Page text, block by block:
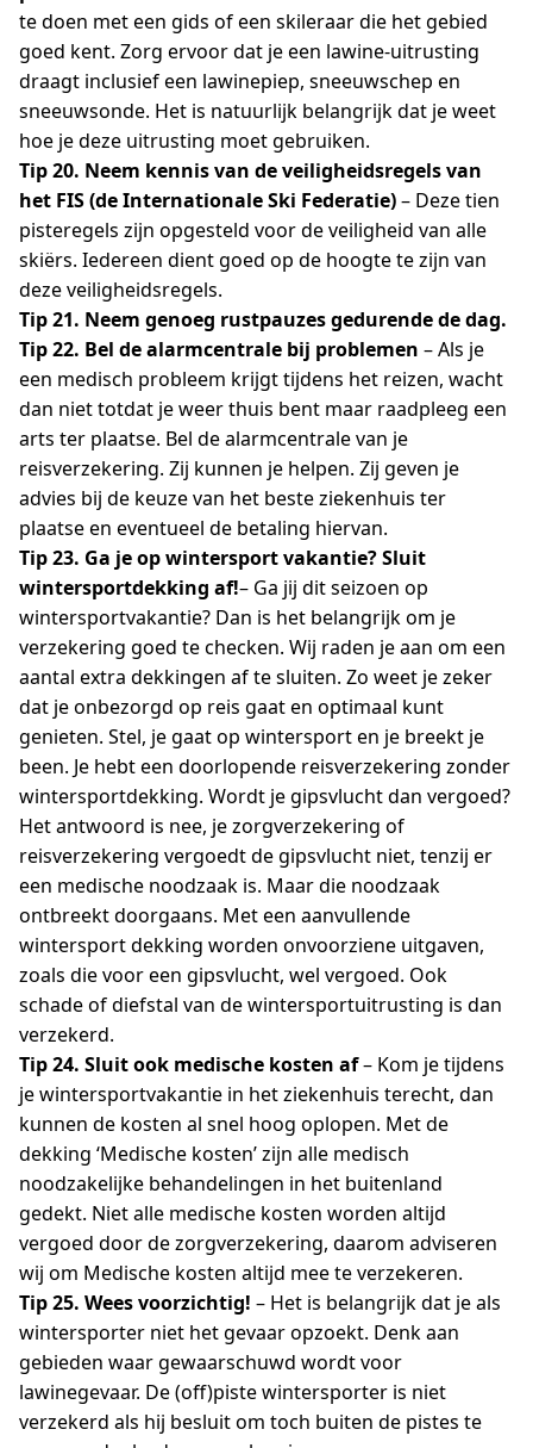
te doen met een gids of een skileraar die het gebied
goed kent. Zorg ervoor dat je een lawine-uitrusting
draagt inclusief een lawinepiep, sneeuwschep en
sneeuwsonde. Het is natuurlijk belangrijk dat je weet
hoe je deze uitrusting moet gebruiken.
Tip 20. Neem kennis van de veiligheidsregels van
het FIS (de Internationale Ski Federatie)– Deze tien
pisteregels zijn opgesteld voor de veiligheid van alle
skiërs. Iedereen dient goed op de hoogte te zijn van
deze veiligheidsregels.
Tip 21. Neem genoeg rustpauzes gedurende de dag.
Tip 22. Bel de alarmcentrale bij problemen – Als je
een medisch probleem krijgt tijdens het reizen, wacht
dan niet totdat je weer thuis bent maar raadpleeg een
arts ter plaatse. Bel de alarmcentrale van je
reisverzekering. Zij kunnen je helpen. Zij geven je
advies bij de keuze van het beste ziekenhuis ter
plaatse en eventueel de betaling hiervan.
Tip 23. Ga je op wintersport vakantie? Sluit
wintersportdekking af!– Ga jij dit seizoen op
wintersportvakantie? Dan is het belangrijk om je
verzekering goed te checken. Wij raden je aan om een
aantal extra dekkingen af te sluiten. Zo weet je zeker
dat je onbezorgd op reis gaat en optimaal kunt
genieten. Stel, je gaat op wintersport en je breekt je
been. Je hebt een doorlopende reisverzekering zonder
wintersportdekking. Wordt je gipsvlucht dan vergoed?
Het antwoord is nee, je zorgverzekering of
reisverzekering vergoedt de gipsvlucht niet, tenzij er
een medische noodzaak is. Maar die noodzaak
ontbreekt doorgaans. Met een aanvullende
wintersport dekking worden onvoorziene uitgaven,
zoals die voor een gipsvlucht, wel vergoed. Ook
schade of diefstal van de wintersportuitrusting is dan
verzekerd.
Tip 24. Sluit ook medische kosten af– Kom je tijdens
je wintersportvakantie in het ziekenhuis terecht, dan
kunnen de kosten al snel hoog oplopen. Met de
dekking ‘Medische kosten’ zijn alle medisch
noodzakelijke behandelingen in het buitenland
gedekt. Niet alle medische kosten worden altijd
vergoed door de zorgverzekering, daarom adviseren
wij om Medische kosten altijd mee te verzekeren.
Tip 25. Wees voorzichtig! – Het is belangrijk dat je als
wintersporter niet het gevaar opzoekt. Denk aan
gebieden waar gewaarschuwd wordt voor
lawinegevaar. De (off)piste wintersporter is niet
verzekerd als hij besluit om toch buiten de pistes te